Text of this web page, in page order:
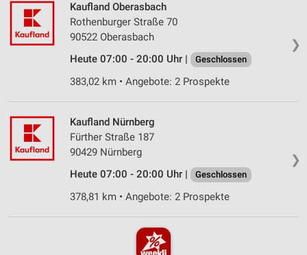
❯
Kaufland Oberasbach
Rothenburger Straße 70
90522 Oberasbach
Heute 07:00 - 20:00 Uhr |
Geschlossen
383,02 km • Angebote: 2 Prospekte
❯
Kaufland Nürnberg
Fürther Straße 187
90429 Nürnberg
Heute 07:00 - 20:00 Uhr |
Geschlossen
378,81 km • Angebote: 2 Prospekte